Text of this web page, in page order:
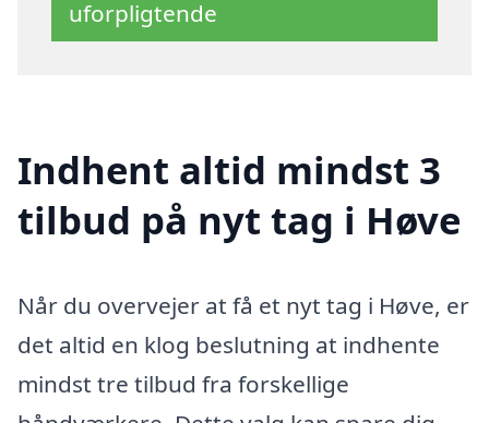
uforpligtende
Indhent altid mindst 3
tilbud på nyt tag i Høve
Når du overvejer at få et nyt tag i Høve, er
det altid en klog beslutning at indhente
mindst tre tilbud fra forskellige